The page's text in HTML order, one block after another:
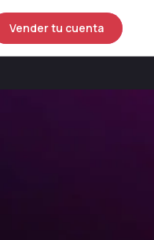
Vender tu cuenta